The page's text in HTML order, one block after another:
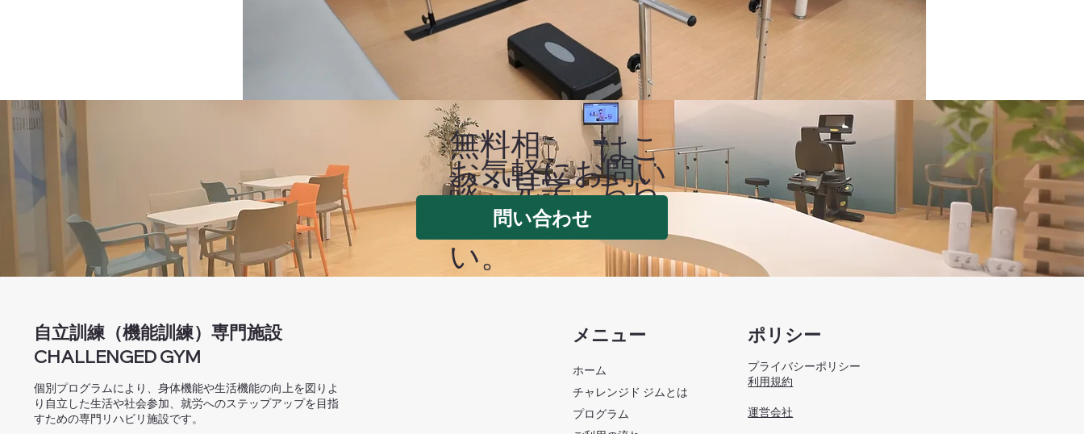
​お気軽にお問い
合わせくださ
い。
無料相
談・見学
はこ
ちら
問い合わせ
個別プログラムにより、身体機能や生活機能の向上を図り よ
り自立した生活や社会参加、就労へのステップアップを​目指
すための専門リハビリ施設です。
自立訓練（機能訓練）専門施設
​CHALLENGED GYM
メニュー
ホーム
チャレンジド ジムとは
プログラム
プライバシーポリシー
利用規約
​運営会社
ポリシー